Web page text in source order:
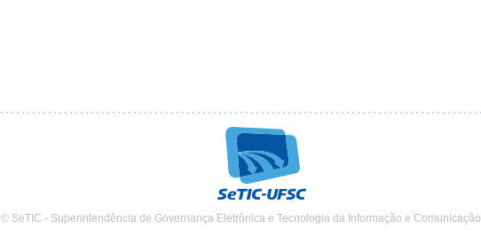
© SeTIC - Superintendência de Governança Eletrônica e Tecnologia da Informação e Comunicação